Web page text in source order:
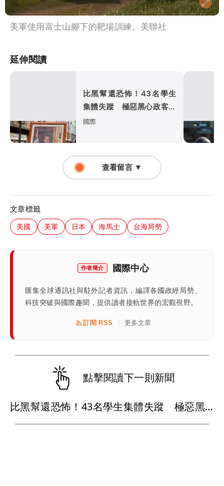
美軍使用富士山腳下的靶場訓練。美聯社
延伸閱讀
比黑幫還恐怖！43名學生
集體失蹤 極惡黑心政客恐
涉「器官」買賣
國際
查看留言 ▼
文章標籤
美國 美軍 日本 海馬士 台海局勢
作者簡介 國際中心
匯集全球通訊社與駐外記者資訊，編譯各國政經局勢、
科技突破與國際趣聞，提供讀者接軌世界的宏觀視野。
訂閱 RSS 更多文章
點擊閱讀下一則新聞
比黑幫還恐怖！43名學生集體失蹤 極惡黑心政客恐涉「器官」買賣